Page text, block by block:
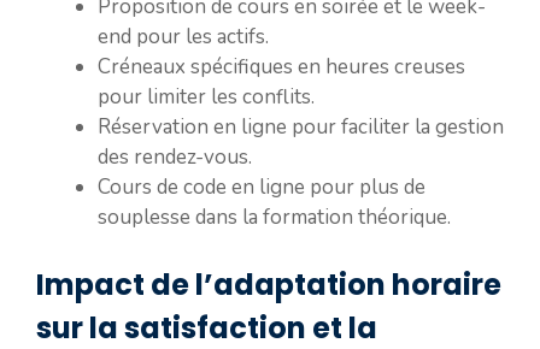
Proposition de cours en soirée et le week-
end pour les actifs.
Créneaux spécifiques en heures creuses
pour limiter les conflits.
Réservation en ligne pour faciliter la gestion
des rendez-vous.
Cours de code en ligne pour plus de
souplesse dans la formation théorique.
Impact de l’adaptation horaire
sur la satisfaction et la